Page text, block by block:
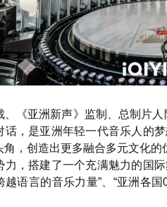
、《亚洲新声》监制、总制片
话，是亚洲年轻一代音乐人的
角，创造出更多融合多元文化的
力，搭建了一个充满魅力的国
越语言的音乐力量”、“亚洲各